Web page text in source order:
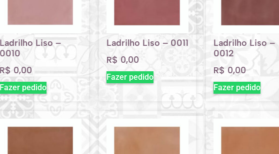
Ladrilho Liso –
0010
R$ 0,00
Fazer pedido
Ladrilho Liso – 0011
R$ 0,00
Fazer pedido
Ladrilho Liso –
0012
R$ 0,00
Fazer pedido